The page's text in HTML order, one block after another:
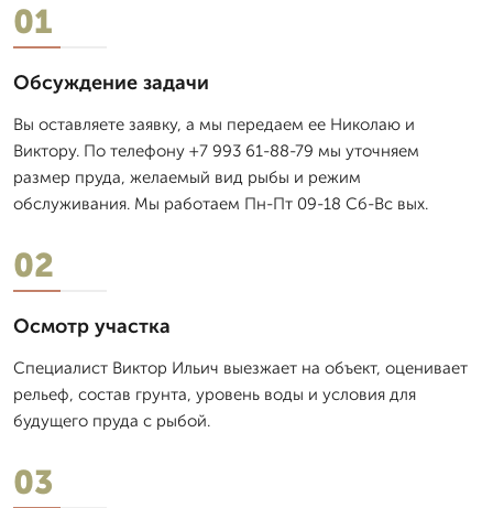
01
Обсуждение задачи
Вы оставляете заявку, а мы передаем ее Николаю и
Виктору. По телефону +7 993 61-88-79 мы уточняем
размер пруда, желаемый вид рыбы и режим
обслуживания. Мы работаем Пн-Пт 09-18 Сб-Вс вых.
02
Осмотр участка
Специалист Виктор Ильич выезжает на объект, оценивает
рельеф, состав грунта, уровень воды и условия для
будущего пруда с рыбой.
03